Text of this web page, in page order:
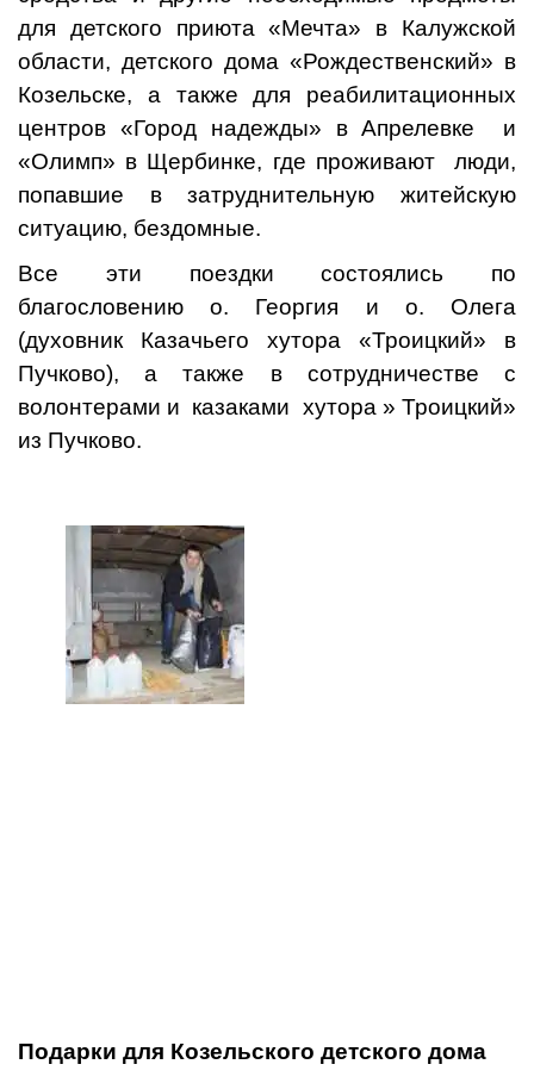
для детского приюта «Мечта» в Калужской
области, детского дома «Рождественский» в
Козельске, а также для реабилитационных
центров «Город надежды» в Апрелевке и
«Олимп» в Щербинке, где проживают люди,
попавшие в затруднительную житейскую
ситуацию, бездомные.
Все эти поездки состоялись по
благословению о. Георгия и о. Олега
(духовник Казачьего хутора «Троицкий» в
Пучково), а также в сотрудничестве с
волонтерами и казаками хутора » Троицкий»
из Пучково.
Подарки для Козельского детского дома